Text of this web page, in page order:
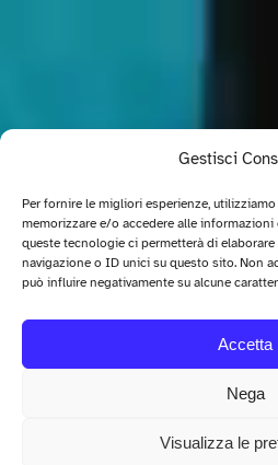
Gestisci
Per fornire le migliori esperienze,
memorizzare e/o accedere alle
queste tecnologie ci permetterà di
navigazione o ID unici su questo sito. Non
può influire negativamente su alcune
Accetta
Nega
Visualizza le